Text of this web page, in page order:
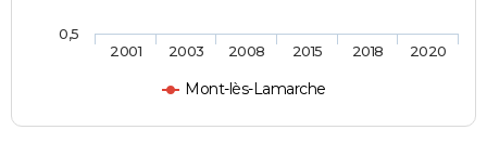
Mont-lès-Lamarche
2001 2003 2008 2015 2018 2020
0,5